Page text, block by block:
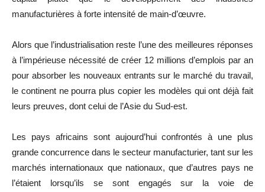
manufacturières à forte intensité de main-d’œuvre.
Alors que l’industrialisation reste l’une des meilleures réponses
à l’impérieuse nécessité de créer 12 millions d’emplois par an
pour absorber les nouveaux entrants sur le marché du travail,
le continent ne pourra plus copier les modèles qui ont déjà fait
leurs preuves, dont celui de l’Asie du Sud-est.
Les pays africains sont aujourd’hui confrontés à une plus
grande concurrence dans le secteur manufacturier, tant sur les
marchés internationaux que nationaux, que d’autres pays ne
l’étaient lorsqu’ils se sont engagés sur la voie de